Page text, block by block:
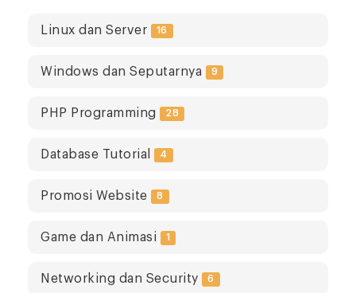
Linux dan Server 16
Windows dan Seputarnya 9
PHP Programming 28
Database Tutorial 4
Promosi Website 8
Game dan Animasi 1
Networking dan Security 6